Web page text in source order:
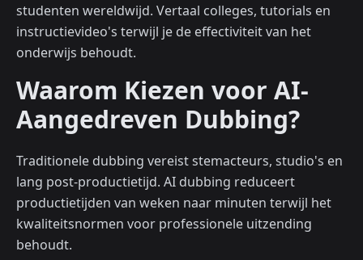
studenten wereldwijd. Vertaal colleges, tutorials en
instructievideo's terwijl je de effectiviteit van het
onderwijs behoudt.
Waarom Kiezen voor AI-
Aangedreven Dubbing?
Traditionele dubbing vereist stemacteurs, studio's en
lang post-productietijd. AI dubbing reduceert
productietijden van weken naar minuten terwijl het
kwaliteitsnormen voor professionele uitzending
behoudt.